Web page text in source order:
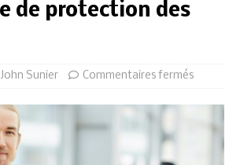
de protection des
John Sunier Commentaires fermés